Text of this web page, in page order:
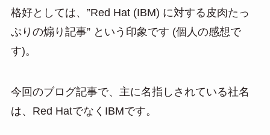
格好としては、”Red Hat (IBM) に対する皮肉たっ
ぷりの煽り記事” という印象です (個人の感想で
す)。
今回のブログ記事で、主に名指しされている社名
は、Red HatでなくIBMです。